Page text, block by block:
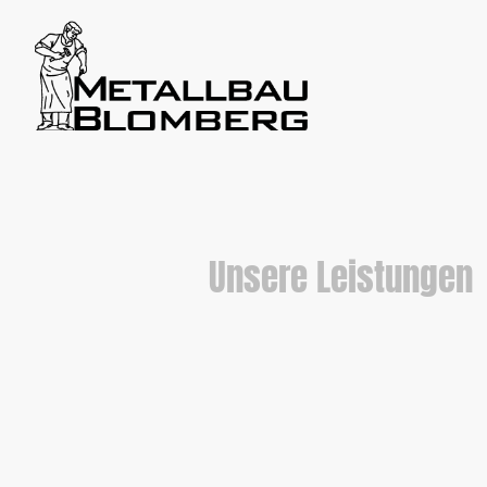
Unsere Leistungen